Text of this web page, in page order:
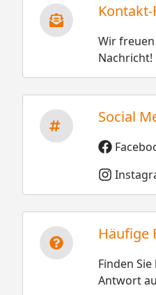
Wir
Nachricht!
Social
Häufige
Finden
Antwort